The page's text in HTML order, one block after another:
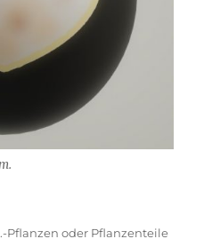
Pflanzen oder Pflanzenteile